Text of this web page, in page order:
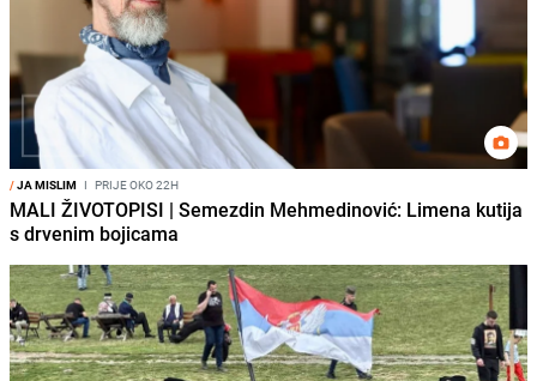
/JA MISLIM I PRIJE OKO 22H
MALI ŽIVOTOPISI | Semezdin Mehmedinović: Limena kutija
s drvenim bojicama